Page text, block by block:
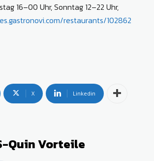
16–00 Uhr, Sonntag 12–22 Uhr,
restaurants/102862
X Linkedin
Quin Vorteile